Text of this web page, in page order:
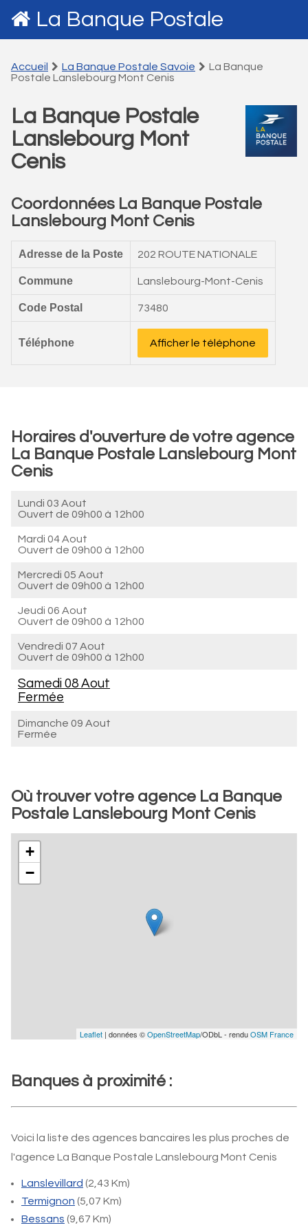
La Banque Postale
Accueil La Banque Postale Savoie
La Banque
Postale Lanslebourg Mont Cenis
La Banque Postale
Lanslebourg Mont
Cenis
Coordonnées La Banque Postale
Lanslebourg Mont Cenis
Adresse de la Poste 202 ROUTE NATIONALE
Commune Lanslebourg-Mont-Cenis
Code Postal 73480
Téléphone Afficher le téléphone
Horaires d'ouverture de votre agence
La Banque Postale Lanslebourg Mont
Cenis
Lundi 03 Aout
Ouvert de 09h00 à 12h00
Mardi 04 Aout
Ouvert de 09h00 à 12h00
Mercredi 05 Aout
Ouvert de 09h00 à 12h00
Jeudi 06 Aout
Ouvert de 09h00 à 12h00
Vendredi 07 Aout
Ouvert de 09h00 à 12h00
Samedi 08 Aout
Fermée
Dimanche 09 Aout
Fermée
Où trouver votre agence La Banque
Postale Lanslebourg Mont Cenis
+
−
Leaflet | données ©OpenStreetMap/ODbL - renduOSM France
Banques à proximité :
Voici la liste des agences bancaires les plus proches de
l'agence La Banque Postale Lanslebourg Mont Cenis
Lanslevillard (2,43 Km)
Termignon (5,07 Km)
Bessans (9,67 Km)